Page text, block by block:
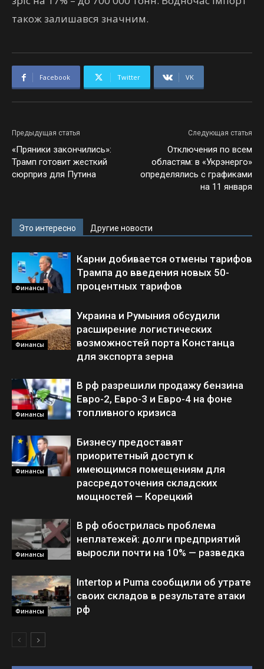
також залишався значним.
Facebook Twitter VK
Предыдущая статья
«Пряники закончились»:
Трамп готовит жесткий
сюрприз для Путина
Следующая статья
Отключения по всем
областям: в «Укрэнерго»
определялись с графиками
на 11 января
Это интересно Другие новости
Финансы
Карни добивается отмены тарифов
Трампа до введения новых 50-
процентных тарифов
Финансы
Украина и Румыния обсудили
расширение логистических
возможностей порта Констанца
для экспорта зерна
Финансы
В рф разрешили продажу бензина
Евро-2, Евро-3 и Евро-4 на фоне
топливного кризиса
Финансы
Бизнесу предоставят
приоритетный доступ к
имеющимся помещениям для
рассредоточения складских
мощностей — Корецкий
Финансы
В рф обострилась проблема
неплатежей: долги предприятий
выросли почти на 10% — разведка
Финансы
Intertop и Puma сообщили об утрате
своих складов в результате атаки
рф